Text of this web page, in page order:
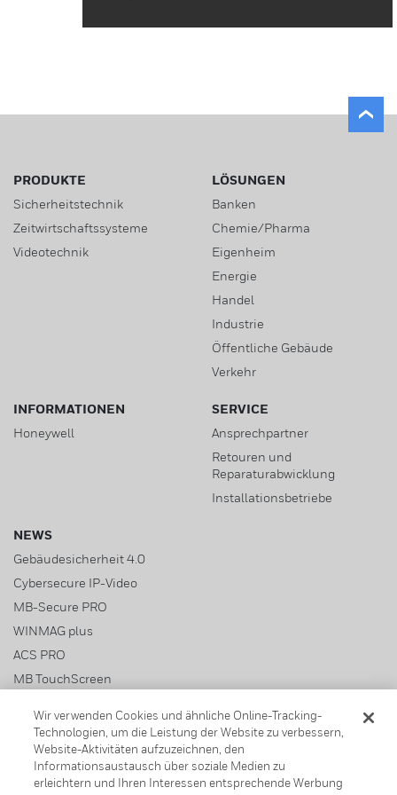
PRODUKTE
Sicherheitstechnik
Zeitwirtschaftssysteme
Videotechnik
LÖSUNGEN
Banken
Chemie/Pharma
Eigenheim
Energie
Handel
Industrie
Öffentliche Gebäude
Verkehr
INFORMATIONEN
Honeywell
SERVICE
Ansprechpartner
Retouren und
Reparaturabwicklung
Installationsbetriebe
NEWS
Gebäudesicherheit 4.0
Cybersecure IP-Video
MB-Secure PRO
WINMAG plus
ACS PRO
MB TouchScreen
Allgemeine Geschäftsbedingungen
Impressum
Haftungsausschluss
Datenschutz
Signalgeber
Installationsmaterial
Drahtlose Türsysteme (ASSA ABLOY)
Wir verwenden Cookies und ähnliche Online-Tracking-
Technologien, um die Leistung der Website zu verbessern,
Website-Aktivitäten aufzuzeichnen, den
Informationsaustausch über soziale Medien zu
erleichtern und Ihren Interessen entsprechende Werbung